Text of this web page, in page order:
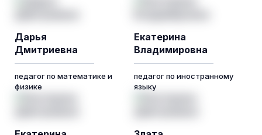
Дарья
Дмитриевна
педагог по математике и
физике
Екатерина
Владимировна
педагог по иностранному
языку